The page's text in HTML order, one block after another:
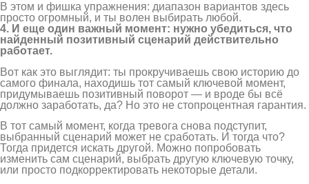
В этом и фишка упражнения: диапазон вариантов здесь
просто огромный, и ты волен выбирать любой.
4. И еще один важный момент: нужно убедиться, что
найденный позитивный сценарий действительно
работает.
Вот как это выглядит: ты прокручиваешь свою историю до
самого финала, находишь тот самый ключевой момент,
придумываешь позитивный поворот — и вроде бы всё
должно заработать, да? Но это не стопроцентная гарантия.
В тот самый момент, когда тревога снова подступит,
выбранный сценарий может не сработать. И тогда что?
Тогда придется искать другой. Можно попробовать
изменить сам сценарий, выбрать другую ключевую точку,
или просто подкорректировать некоторые детали.